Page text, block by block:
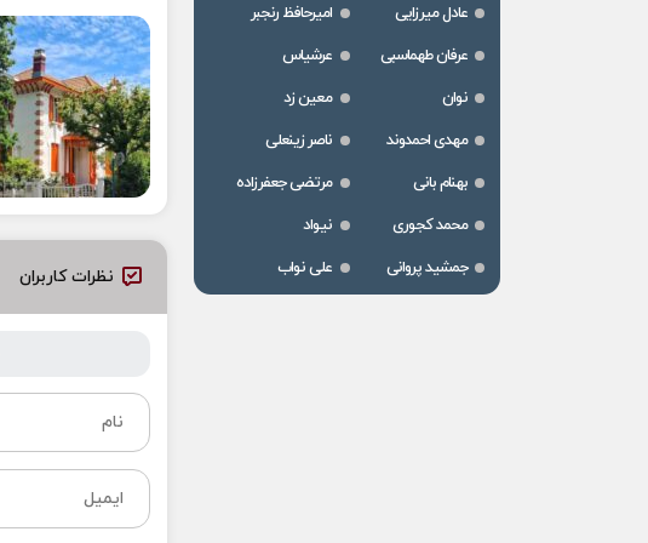
نظرات کاربران
عادل میرزایی
امیرحافظ رنجبر
عرفان طهماسبی
عرشیاس
نوان
معین زد
مهدی احمدوند
ناصر زینعلی
بهنام بانی
مرتضی جعفرزاده
محمد کجوری
نیواد
جمشید پروانی
علی نواب